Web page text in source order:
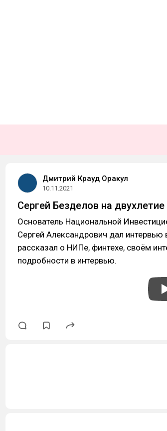
Дмитрий Крауд Оракул
10.11.2021
Сергей Безделов на
Основатель Национальной
Сергей Александрович дал
рассказал о НИПе, финтехе, своём
подробности в интервью.